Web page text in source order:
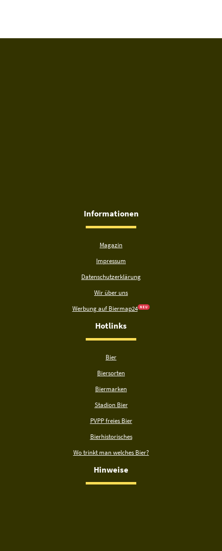
Informationen
Magazin
Impressum
Datenschutzerklärung
Wir über uns
Werbung auf Biermap24 N E U
Hotlinks
Bier
Biersorten
Biermarken
Stadion Bier
PVPP freies Bier
Bierhistorisches
Wo trinkt man welches Bier?
Hinweise